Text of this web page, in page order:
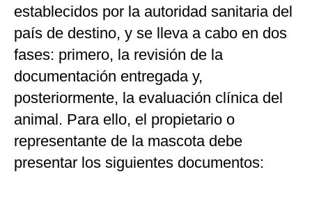
establecidos por la autoridad sanitaria del
país de destino, y se lleva a cabo en dos
fases: primero, la revisión de la
documentación entregada y,
posteriormente, la evaluación clínica del
animal. Para ello, el propietario o
representante de la mascota debe
presentar los siguientes documentos: